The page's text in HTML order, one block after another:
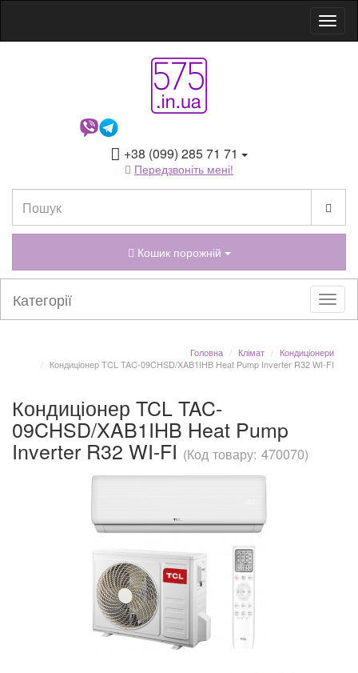
+38 (099) 285 71 71
Передзвоніть мені!
Кошик порожній
Категорії
Головна Клімат
Кондиціонери
Кондиціонер TCL TAC-09CHSD/XAB1IHB Heat Pump Inverter R32 WI-FI
Кондиціонер TCL TAC-
09CHSD/XAB1IHB Heat Pump
Inverter R32 WI-FI (Код товару: 470070)